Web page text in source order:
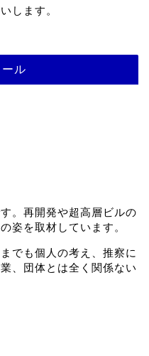
します。
ル
。再開発や超高層ビルの
姿を取材しています。
でも個人の考え、推察に
、団体とは全く関係ない